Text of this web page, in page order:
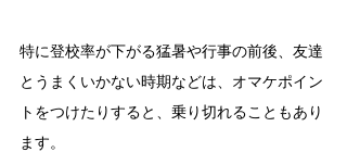
特に登校率が下がる猛暑や行事の前後、友達
とうまくいかない時期などは、オマケポイン
トをつけたりすると、乗り切れることもあり
ます。